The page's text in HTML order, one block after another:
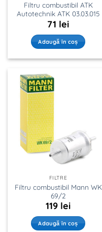
Filtru combustibil ATK
Autotechnik ATK 03.03.015
71 lei
Adaugă în coș
FILTRE
Filtru combustibil Mann WK
69/2
119 lei
Adaugă în coș